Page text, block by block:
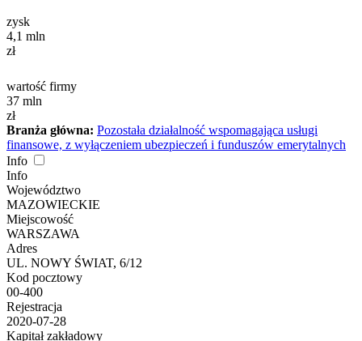
zysk
4,1 mln
zł
wartość firmy
37 mln
zł
Branża główna: Pozostała działalność wspomagająca usługi
finansowe, z wyłączeniem ubezpieczeń i funduszów emerytalnych
Info
Info
Województwo
MAZOWIECKIE
Miejscowość
WARSZAWA
Adres
UL. NOWY ŚWIAT, 6/12
Kod pocztowy
00-400
Rejestracja
2020-07-28
Kapitał zakładowy